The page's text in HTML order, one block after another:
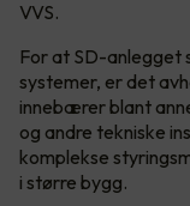
VVS.
For at SD-anlegget
systemer, er det
innebærer blant
og andre tekniske
komplekse
i større bygg.